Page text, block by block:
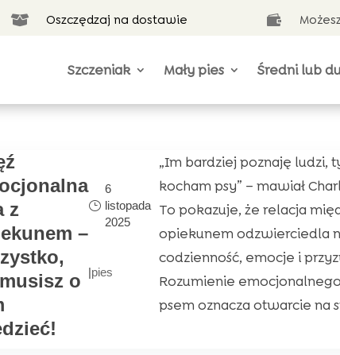
 Oszczędzaj na dostawie 
Szczeniak Mały pies Średni lub
z
–
o
6
listopada
2025
|pies
„Im bardziej poznaję ludzi,
kocham psy” – mawiał
To pokazuje, że relacja
opiekunem odzwierciedla
codzienność, emocje i
Rozumienie
psem oznacza otwarcie na